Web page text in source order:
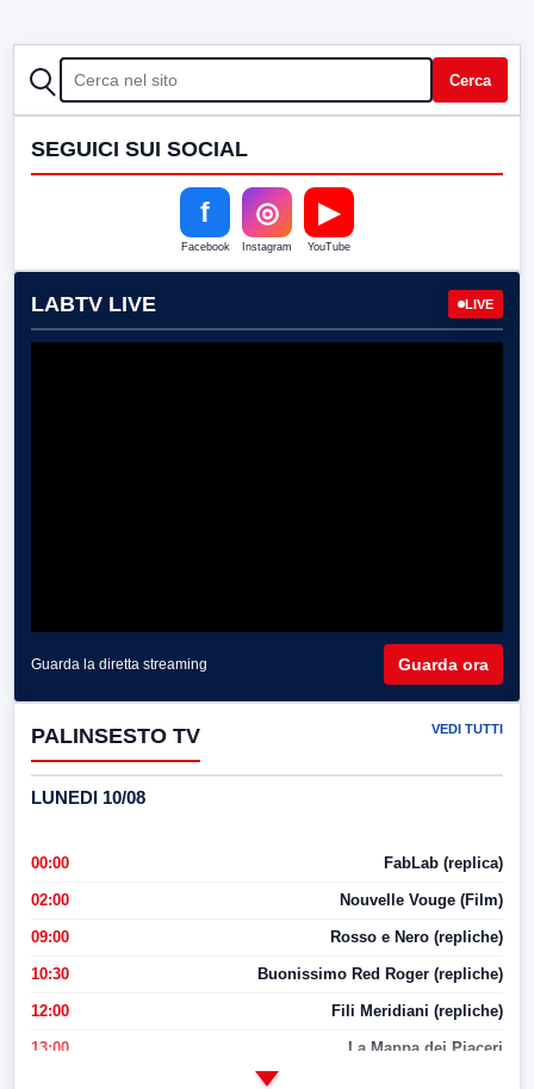
CERCA Cerca
SEGUICI SUI SOCIAL
f
Facebook
◎
Instagram
▶
YouTube
LABTV LIVE LIVE
Guarda la diretta streaming Guarda ora
PALINSESTO TV VEDI TUTTI
LUNEDI 10/08
00:00 FabLab (replica)
02:00 Nouvelle Vouge (Film)
09:00 Rosso e Nero (repliche)
10:30 Buonissimo Red Roger (repliche)
12:00 Fili Meridiani (repliche)
13:00 La Mappa dei Piaceri